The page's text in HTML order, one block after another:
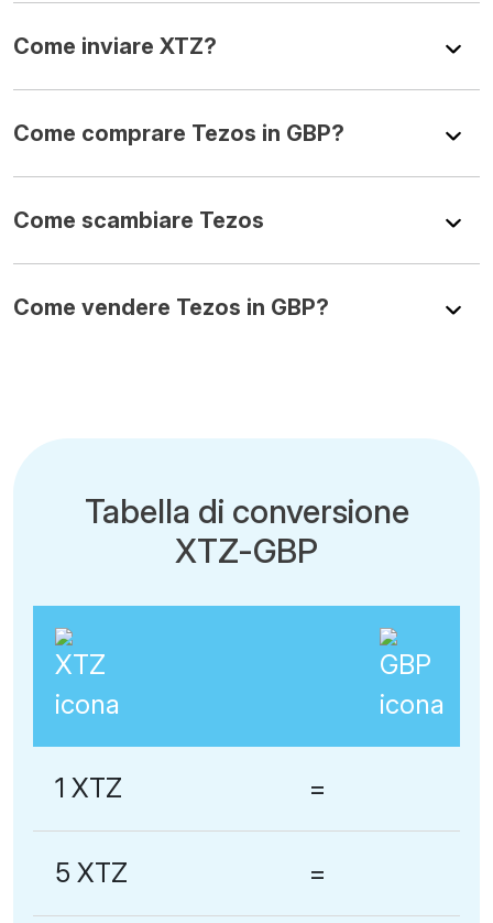
Come inviare XTZ?
Come comprare Tezos in GBP?
Come scambiare Tezos
Come vendere Tezos in GBP?
Tabella di conversione
XTZ-GBP
1 XTZ =
5 XTZ =